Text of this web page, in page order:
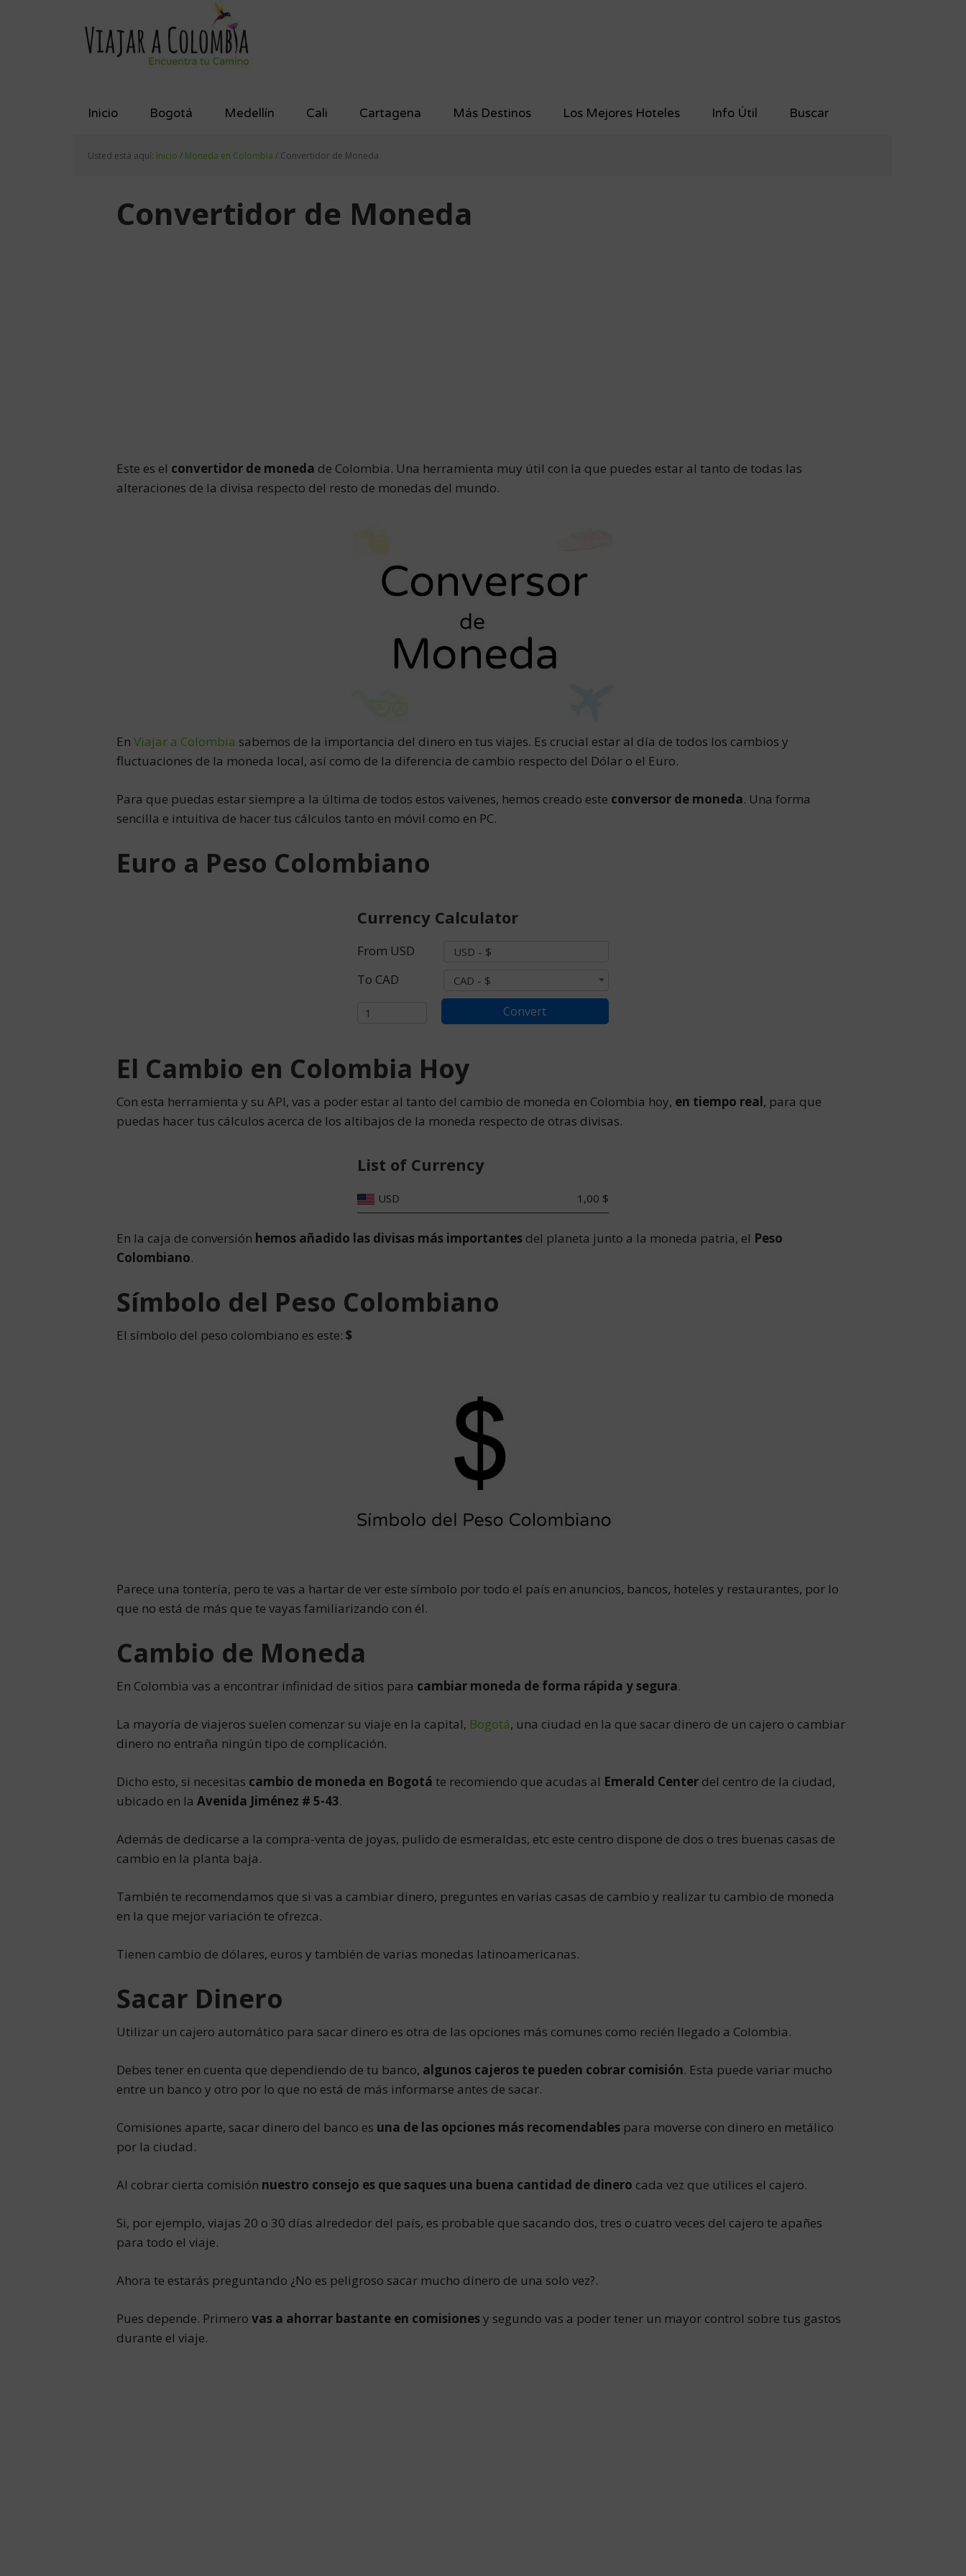
contenido
pie
Inicio Bogotá Medellín Cali Cartagena Más Destinos Los Mejores Hoteles Info Útil Buscar
Usted está aquí: Inicio / Moneda en Colombia / Convertidor de Moneda
Convertidor de Moneda
Este es el convertidor de moneda de Colombia. Una herramienta muy útil con la que puedes estar al tanto de todas las
alteraciones de la divisa respecto del resto de monedas del mundo.
En Viajar a Colombia sabemos de la importancia del dinero en tus viajes. Es crucial estar al día de todos los cambios y
fluctuaciones de la moneda local, así como de la diferencia de cambio respecto del Dólar o el Euro.
Para que puedas estar siempre a la última de todos estos vaivenes, hemos creado este conversor de moneda. Una forma
sencilla e intuitiva de hacer tus cálculos tanto en móvil como en PC.
Euro a Peso Colombiano
Currency Calculator
From USD USD - $
To CAD CAD - $
Amount Convert
El Cambio en Colombia Hoy
Con esta herramienta y su API, vas a poder estar al tanto del cambio de moneda en Colombia hoy, en tiempo real, para que
puedas hacer tus cálculos acerca de los altibajos de la moneda respecto de otras divisas.
List of Currency
USD 1,00 $
En la caja de conversión hemos añadido las divisas más importantes del planeta junto a la moneda patria, el Peso
Colombiano.
Símbolo del Peso Colombiano
El símbolo del peso colombiano es este: $
Parece una tontería, pero te vas a hartar de ver este símbolo por todo el país en anuncios, bancos, hoteles y restaurantes, por lo
que no está de más que te vayas familiarizando con él.
Cambio de Moneda
En Colombia vas a encontrar infinidad de sitios para cambiar moneda de forma rápida y segura.
La mayoría de viajeros suelen comenzar su viaje en la capital, Bogotá, una ciudad en la que sacar dinero de un cajero o cambiar
dinero no entraña ningún tipo de complicación.
Dicho esto, si necesitas cambio de moneda en Bogotá te recomiendo que acudas al Emerald Center del centro de la ciudad,
ubicado en la Avenida Jiménez # 5-43.
Además de dedicarse a la compra-venta de joyas, pulido de esmeraldas, etc este centro dispone de dos o tres buenas casas de
cambio en la planta baja.
También te recomendamos que si vas a cambiar dinero, preguntes en varias casas de cambio y realizar tu cambio de moneda
en la que mejor variación te ofrezca.
Tienen cambio de dólares, euros y también de varias monedas latinoamericanas.
Sacar Dinero
Utilizar un cajero automático para sacar dinero es otra de las opciones más comunes como recién llegado a Colombia.
Debes tener en cuenta que dependiendo de tu banco, algunos cajeros te pueden cobrar comisión. Esta puede variar mucho
entre un banco y otro por lo que no está de más informarse antes de sacar.
Comisiones aparte, sacar dinero del banco es una de las opciones más recomendables para moverse con dinero en metálico
por la ciudad.
Al cobrar cierta comisión nuestro consejo es que saques una buena cantidad de dinero cada vez que utilices el cajero.
Si, por ejemplo, viajas 20 o 30 días alrededor del país, es probable que sacando dos, tres o cuatro veces del cajero te apañes
para todo el viaje.
Ahora te estarás preguntando ¿No es peligroso sacar mucho dinero de una solo vez?.
Pues depende. Primero vas a ahorrar bastante en comisionesy segundo vas a poder tener un mayor control sobre tus gastos
durante el viaje.